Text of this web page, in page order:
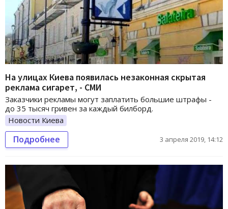
На улицах Киева появилась незаконная скрытая
реклама сигарет, - СМИ
Заказчики рекламы могут заплатить большие штрафы -
до 35 тысяч гривен за каждый билборд.
Новости Киева
Подробнее 3 апреля 2019, 14:12